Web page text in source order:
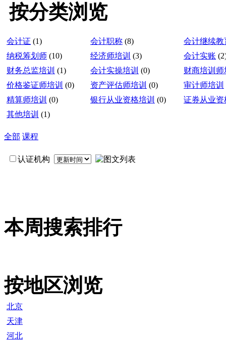
按分类浏览
会计证 (1) 会计职称 (8)
会计继续教
纳税筹划师 (10) 经济师培训 (3) 会计实账
财务总监培训 (1) 会计实操培训 (0)
财商培训师
价格鉴证师培训 (0) 资产评估师培训 (0)
审计师培训
精算师培训 (0) 银行从业资格培训 (0)
证券从业资
其他培训 (1)
全部 课程
认证机构
本周搜索排行
按地区浏览
北京
天津
河北